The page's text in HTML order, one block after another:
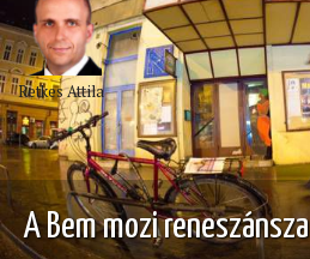
A Bem mozi reneszánsza
Retkes Attila